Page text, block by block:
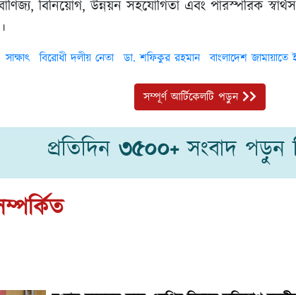
বিনিয়োগ, উন্নয়ন সহযোগিতা এবং পারস্পরিক
সাক্ষাৎ বিরোধী দলীয় নেতা ডা. শফিকুর রহমান বাংলাদেশ জামায়াতে
সম্পূর্ণ আর্টিকেলটি পড়ুন
প্রতিদিন ৩৫০০+সংবাদ পড়ুন